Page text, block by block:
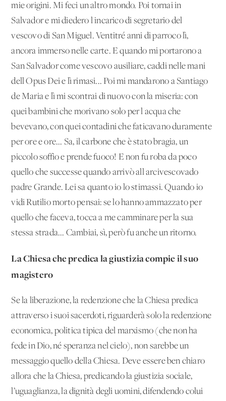
mie origini. Mi feci un altro mondo. Poi tornai in
Salvador e mi diedero l'incarico di segretario del
vescovo di San Miguel. Ventitré anni di parroco lì,
ancora immerso nelle carte. E quando mi portarono a
San Salvador come vescovo ausiliare, caddi nelle mani
dell'Opus Dei e lì rimasi... Poi mi mandarono a Santiago
de Maria e lì mi scontrai di nuovo con la miseria: con
quei bambini che morivano solo per l'acqua che
bevevano, con quei contadini che faticavano duramente
per ore e ore... Sa, il carbone che è stato bragia, un
piccolo soffio e prende fuoco! E non fu roba da poco
quello che successe quando arrivò all'arcivescovado
padre Grande. Lei sa quanto io lo stimassi. Quando io
vidi Rutilio morto pensai: se lo hanno ammazzato per
quello che faceva, tocca a me camminare per la sua
stessa strada... Cambiai, sì, però fu anche un ritorno.
La Chiesa che predica la giustizia compie il suo
magistero
Se la liberazione, la redenzione che la Chiesa predica
attraverso i suoi sacerdoti, riguarderà solo la redenzione
economica, politica tipica del marxismo (che non ha
fede in Dio, né speranza nel cielo), non sarebbe un
messaggio quello della Chiesa. Deve essere ben chiaro
allora che la Chiesa, predicando la giustizia sociale,
l’uguaglianza, la dignità degli uomini, difendendo colui